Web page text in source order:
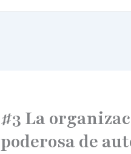
#3 La
poderosa de